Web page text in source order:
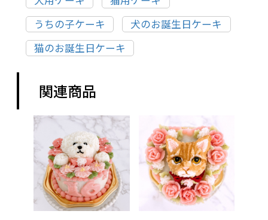
うちの子ケーキ
犬のお誕生日ケーキ
猫のお誕生日ケーキ
関連商品